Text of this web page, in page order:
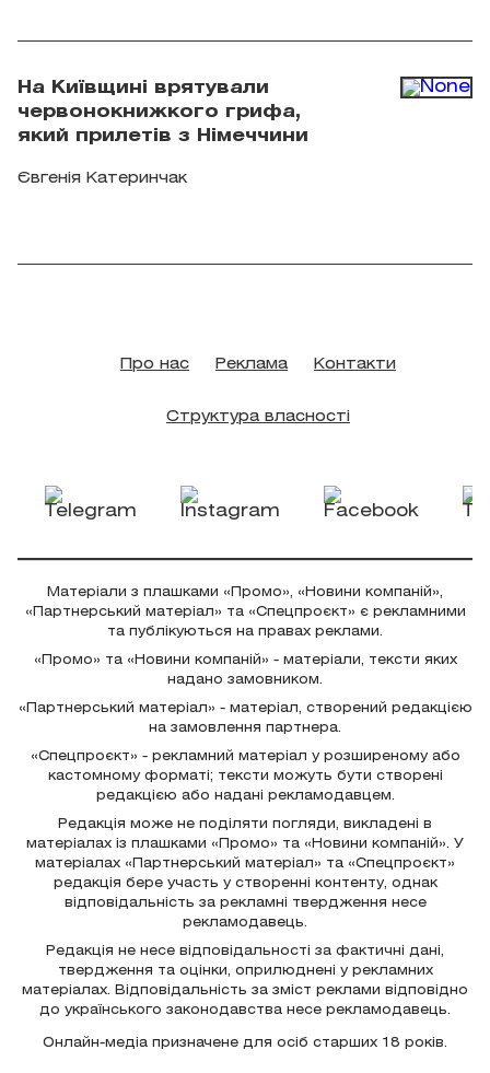
На Київщині врятували
червонокнижкого грифа,
який прилетів з Німеччини
Євгенія Катеринчак
Про нас Реклама Контакти
Структура власності
Матеріали з плашками «Промо», «Новини компаній»,
«Партнерський матеріал» та «Спецпроєкт» є рекламними
та публікуються на правах реклами.
«Промо» та «Новини компаній» - матеріали, тексти яких
надано замовником.
«Партнерський матеріал» - матеріал, створений редакцією
на замовлення партнера.
«Спецпроєкт» - рекламний матеріал у розширеному або
кастомному форматі; тексти можуть бути створені
редакцією або надані рекламодавцем.
Редакція може не поділяти погляди, викладені в
матеріалах із плашками «Промо» та «Новини компаній». У
матеріалах «Партнерський матеріал» та «Спецпроєкт»
редакція бере участь у створенні контенту, однак
відповідальність за рекламні твердження несе
рекламодавець.
Редакція не несе відповідальності за фактичні дані,
твердження та оцінки, оприлюднені у рекламних
матеріалах. Відповідальність за зміст реклами відповідно
до українського законодавства несе рекламодавець.
Онлайн-медіа призначене для осіб старших 18 років.